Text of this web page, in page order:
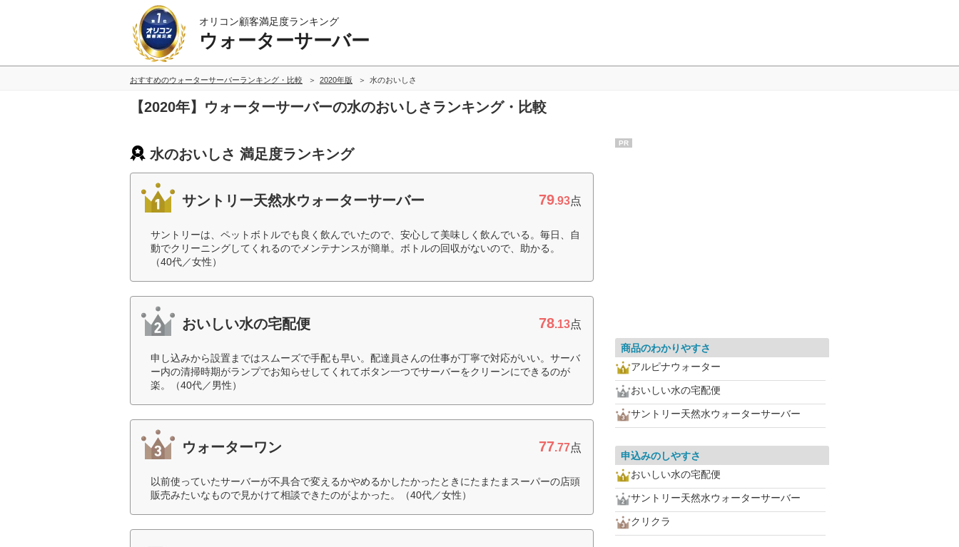
オリコン顧客満足度ランキング
ウォーターサーバー
おすすめのウォーターサーバーランキング・比較 2020年版 水のおいしさ
【2020年】ウォーターサーバーの水のおいしさランキング・比較
水のおいしさ 満足度ランキング
サントリー天然水ウォーターサーバー 79.93点
サントリーは、ペットボトルでも良く飲んでいたので、安心して美味しく飲んでいる。毎日、自
動でクリーニングしてくれるのでメンテナンスが簡単。ボトルの回収がないので、助かる。
（40代／女性）
おいしい水の宅配便 78.13点
申し込みから設置まではスムーズで手配も早い。配達員さんの仕事が丁寧で対応がいい。サーバ
ー内の清掃時期がランプでお知らせしてくれてボタン一つでサーバーをクリーンにできるのが
楽。（40代／男性）
ウォーターワン 77.77点
以前使っていたサーバーが不具合で変えるかやめるかしたかったときにたまたまスーパーの店頭
販売みたいなもので見かけて相談できたのがよかった。（40代／女性）
PR
商品のわかりやすさ
アルピナウォーター
おいしい水の宅配便
サントリー天然水ウォーターサーバー
申込みのしやすさ
おいしい水の宅配便
サントリー天然水ウォーターサーバー
クリクラ